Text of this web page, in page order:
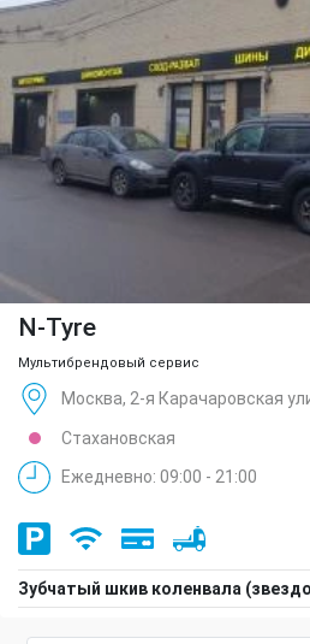
N-Tyre
Мультибрендовый сервис
Москва, 2-я Карачаровская
Стахановская
Ежедневно: 09:00 - 21:00
Зубчатый шкив коленвала